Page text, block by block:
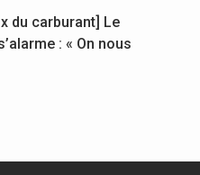
du carburant] Le
: « On nous